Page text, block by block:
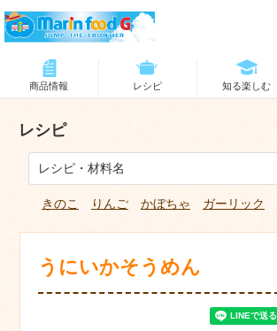
商品情報 レシピ 知る楽しむ
レシピ
きのこ りんご かぼちゃ ガーリック
うにいかそうめん